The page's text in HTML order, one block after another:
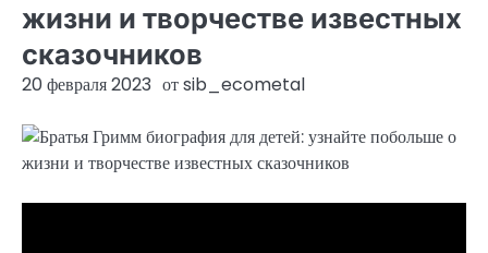
жизни и творчестве известных
сказочников
20 февраля 2023 отsib_ecometal